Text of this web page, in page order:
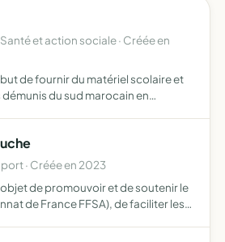
et action sociale · Créée en
de fournir du matériel scolaire et
du sud marocain en
· Créée en 2023
de promouvoir et de soutenir le
de France FFSA), de faciliter les